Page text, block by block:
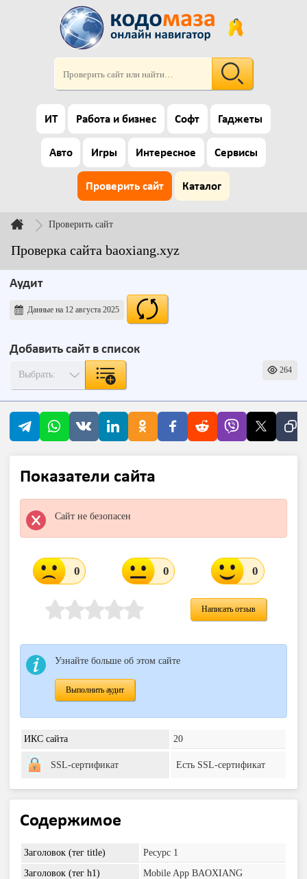
ИТ Работа и бизнес Софт Гаджеты
Авто Игры Интересное Сервисы
Проверить сайт Каталог
Проверить сайт
Проверка сайта baoxiang.xyz
Аудит
Данные на 12 августа 2025
Добавить сайт в список
264
Показатели сайта
Сайт не безопасен
0 0 0
Написать отзыв
Узнайте больше об этом сайте
Выполнить аудит
ИКС сайта 20
SSL-сертификат Есть SSL-сертификат
Содержимое
Заголовок (тег title)
Ресурс 1
Заголовок (тег h1)
Mobile App BAOXIANG